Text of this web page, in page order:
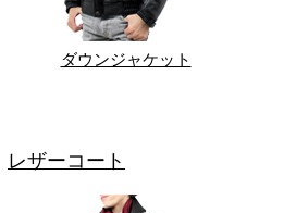
ダウンジャケット
レザーコート